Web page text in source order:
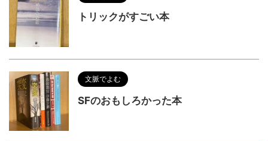
トリックがすごい本
文脈でよむ
SFのおもしろかった本